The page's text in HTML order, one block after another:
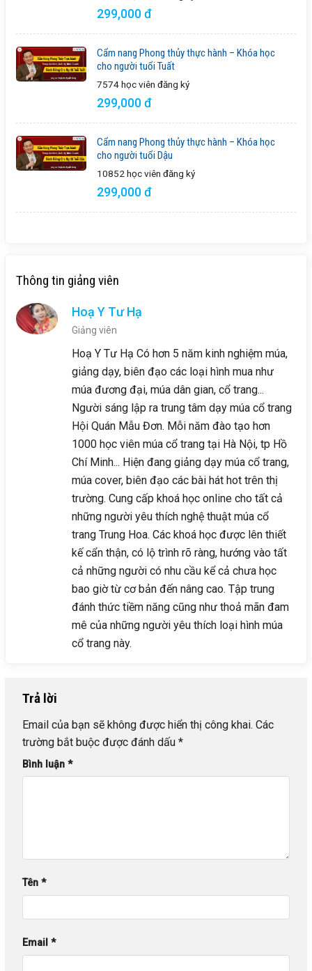
299,000 đ
Cẩm nang Phong thủy thực hành – Khóa học
cho người tuổi Tuất
7574 học viên đăng ký
299,000 đ
Cẩm nang Phong thủy thực hành – Khóa học
cho người tuổi Dậu
10852 học viên đăng ký
299,000 đ
Thông tin giảng viên
Hoạ Y Tư Hạ
Giảng viên
Hoạ Y Tư Hạ Có hơn 5 năm kinh nghiệm múa,
giảng dạy, biên đạo các loại hình mua như
múa đương đại, múa dân gian, cổ trang...
Người sáng lập ra trung tâm dạy múa cổ trang
Hội Quán Mẫu Đơn. Mỗi năm đào tạo hơn
1000 học viên múa cổ trang tại Hà Nội, tp Hồ
Chí Minh... Hiện đang giảng dạy múa cổ trang,
múa cover, biên đạo các bài hát hot trên thị
trường. Cung cấp khoá học online cho tất cả
những người yêu thích nghệ thuật múa cổ
trang Trung Hoa. Các khoá học được lên thiết
kế cẩn thận, có lộ trình rõ ràng, hướng vào tất
cả những người có nhu cầu kể cả chưa học
bao giờ từ cơ bản đến nâng cao. Tập trung
đánh thức tiềm năng cũng như thoả mãn đam
mê của những người yêu thích loại hình múa
cổ trang này.
Trả lời
Email của bạn sẽ không được hiển thị công khai. Các
trường bắt buộc được đánh dấu *
Bình luận *
Tên *
Email *